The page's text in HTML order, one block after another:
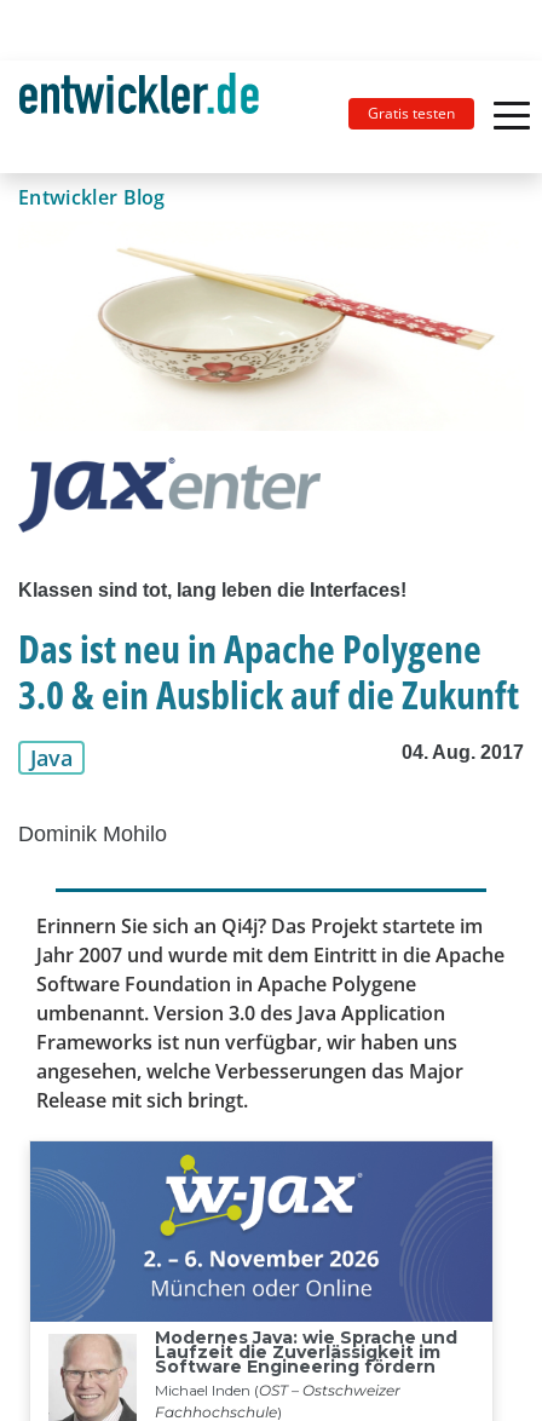
Gratis testen
Entwickler Blog
Klassen sind tot, lang leben die Interfaces!
Das ist neu in Apache Polygene
3.0 & ein Ausblick auf die Zukunft
Java 04. Aug. 2017
Dominik Mohilo
Erinnern Sie sich an Qi4j? Das Projekt startete im
Jahr 2007 und wurde mit dem Eintritt in die Apache
Software Foundation in Apache Polygene
umbenannt. Version 3.0 des Java Application
Frameworks ist nun verfügbar, wir haben uns
angesehen, welche Verbesserungen das Major
Release mit sich bringt.